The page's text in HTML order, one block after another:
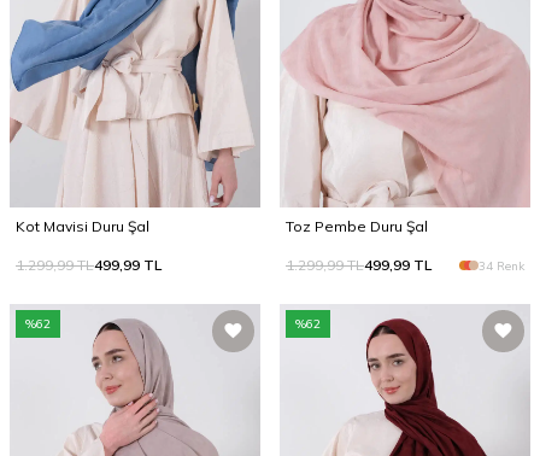
Kot Mavisi Duru Şal
1.299,99TL499,99 TL
Toz Pembe Duru Şal
1.299,99TL499,99 TL 34 Renk
%62 %62